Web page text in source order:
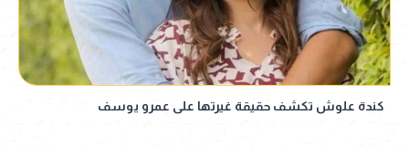
كندة علوش تكشف حقيقة غيرتها على عمرو يوسف